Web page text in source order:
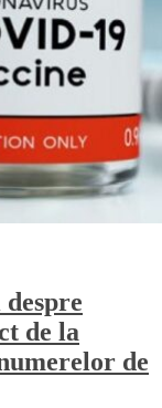
de la
de